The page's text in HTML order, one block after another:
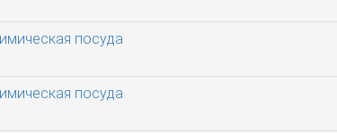
посуда
посуда